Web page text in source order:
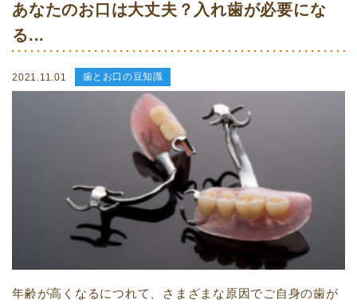
あなたのお口は大丈夫？入れ歯が必要にな
る...
2021.11.01 歯とお口の豆知識
年齢が高くなるにつれて、さまざまな原因でご自身の歯が